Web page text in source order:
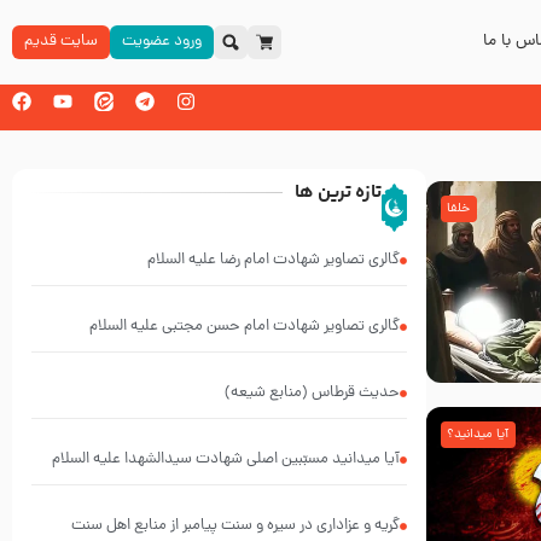
با ما ورود عضویت سایت قدیم
خلفا
آیا میدانید؟
تازه ترین ها
گالری تصاویر شهادت امام رضا علیه السلام
گالری تصاویر شهادت امام حسن مجتبی علیه السلام
حدیث قرطاس (منابع شیعه)
آیا میدانید مسبّبین اصلی شهادت سیدالشهدا علیه ‌السلام
گریه و عزاداری در سیره و سنت پیامبر از منابع اهل سنت